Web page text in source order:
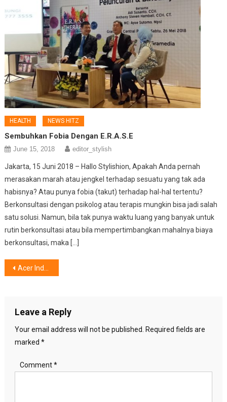
HEALTH NEWS HITZ
Sembuhkan Fobia Dengan E.R.A.S.E
June 15, 2018 editor_stylish
Jakarta, 15 Juni 2018 – Hallo Stylishion, Apakah Anda pernah
merasakan marah atau jengkel terhadap sesuatu yang tak ada
habisnya? Atau punya fobia (takut) terhadap hal-hal tertentu?
Berkonsultasi dengan psikolog atau terapis mungkin bisa jadi salah
satu solusi. Namun, bila tak punya waktu luang yang banyak untuk
rutin berkonsultasi atau bila mempertimbangkan mahalnya biaya
berkonsultasi, maka […]
Post
Acer Indonesia Raih Peringkat Pertama Top Brand Award
Leave a Reply
Your email address will not be published.
Required fields are
marked *
Comment*